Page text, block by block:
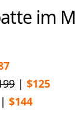
im
| $125
| $144